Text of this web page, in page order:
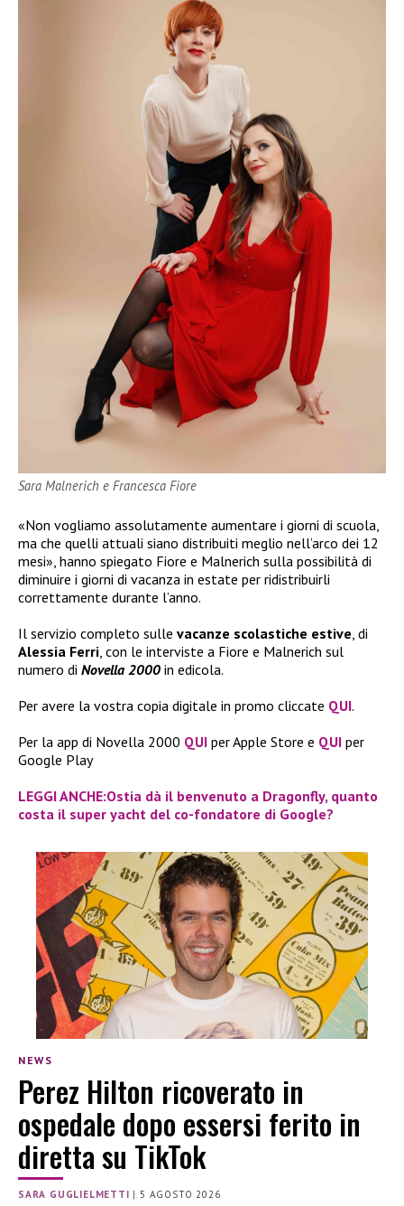
Sara Malnerich e Francesca Fiore
«Non vogliamo assolutamente aumentare i giorni di scuola,
ma che quelli attuali siano distribuiti meglio nell’arco dei 12
mesi», hanno spiegato Fiore e Malnerich sulla possibilità di
diminuire i giorni di vacanza in estate per ridistribuirli
correttamente durante l’anno.
Il servizio completo sulle vacanze scolastiche estive , di
Alessia Ferri , con le interviste a Fiore e Malnerich sul
numero di Novella 2000 in edicola.
Per avere la vostra copia digitale in promo cliccate QUI.
Per la app di Novella 2000 QUI per Apple Store e QUI per
Google Play
LEGGI ANCHE:Ostia dà il benvenuto a Dragonfly, quanto
costa il super yacht del co-fondatore di Google?
NEWS
Perez Hilton ricoverato in
ospedale dopo essersi ferito in
diretta su TikTok
SARA GUGLIELMETTI |5 AGOSTO 2026